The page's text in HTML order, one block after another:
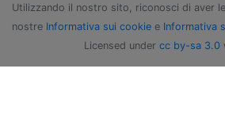
Utilizzando il nostro sito, riconosci di aver
nostre Informativa sui cookie e Informativa
Licensed under cc by-sa 3.0